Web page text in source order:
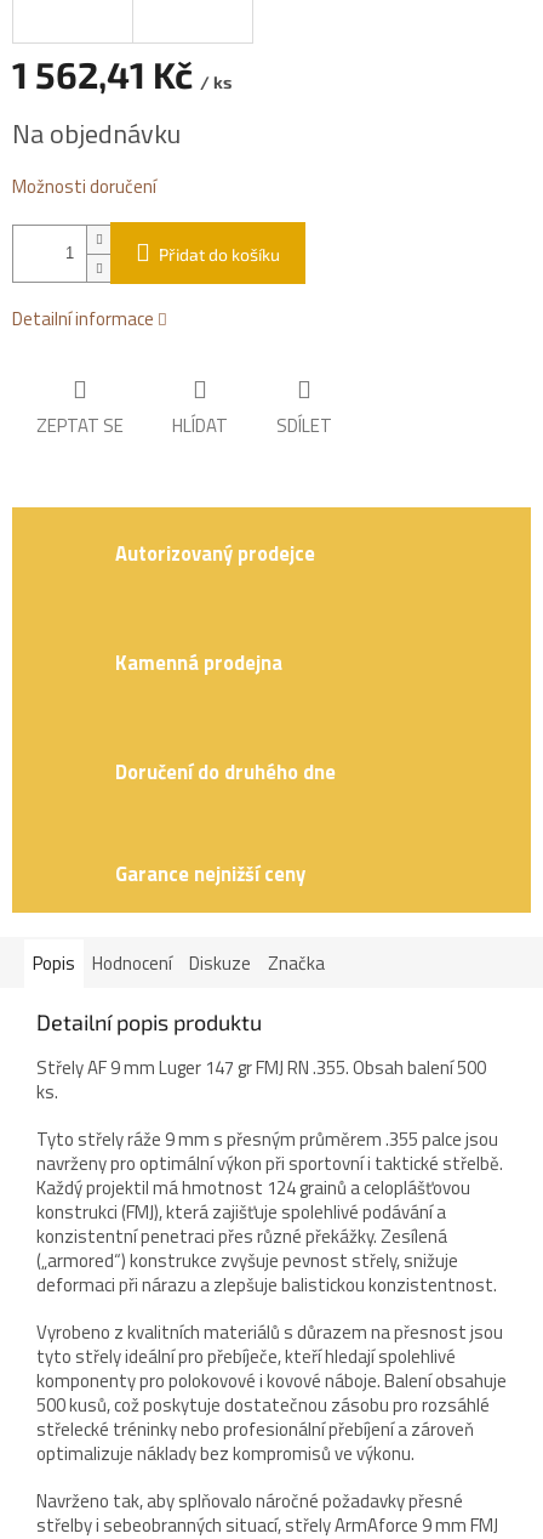
1 562,41 Kč / ks
cena:
Na objednávku
Možnosti doručení
Přidat do košíku
Detailní informace
ZEPTAT SE HLÍDAT SDÍLET
Autorizovaný prodejce
Kamenná prodejna
Doručení do druhého dne
Garance nejnižší ceny
Popis Hodnocení Diskuze Značka
Detailní popis produktu
Střely AF 9 mm Luger 147 gr FMJ RN .355. Obsah balení 500
ks.
Tyto střely ráže 9 mm s přesným průměrem .355 palce jsou
navrženy pro optimální výkon při sportovní i taktické střelbě.
Každý projektil má hmotnost 124 grainů a celoplášťovou
konstrukci (FMJ), která zajišťuje spolehlivé podávání a
konzistentní penetraci přes různé překážky. Zesílená
(„armored“) konstrukce zvyšuje pevnost střely, snižuje
deformaci při nárazu a zlepšuje balistickou konzistentnost.
Vyrobeno z kvalitních materiálů s důrazem na přesnost jsou
tyto střely ideální pro přebíječe, kteří hledají spolehlivé
komponenty pro polokovové i kovové náboje. Balení obsahuje
500 kusů, což poskytuje dostatečnou zásobu pro rozsáhlé
střelecké tréninky nebo profesionální přebíjení a zároveň
optimalizuje náklady bez kompromisů ve výkonu.
Navrženo tak, aby splňovalo náročné požadavky přesné
střelby i sebeobranných situací, střely ArmAforce 9 mm FMJ